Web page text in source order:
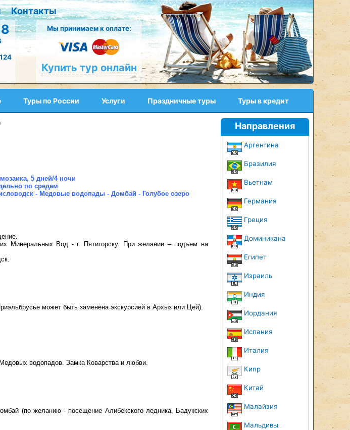
Контакты
Мы принимаем к оплате:
Купить тур онлайн
Туры по России Услуги Праздничные туры Туры в кредит
мозаика, 5 дней/4 ночи
по средам
- Медовые водопады - Домбай - Голубое озеро
Минеральных Вод - г. Пятигорску. При желании – подъем на
может быть заменена экскурсией в Архыз или Цей).
водопадов. Замка Коварства и любви.
(по желанию - посещение Алибекского ледника, Бадукских
Направления
Аргентина
Бразилия
Вьетнам
Германия
Греция
Доминикана
Египет
Израиль
Индия
Иордания
Испания
Италия
Кипр
Китай
Малайзия
Мальдивы